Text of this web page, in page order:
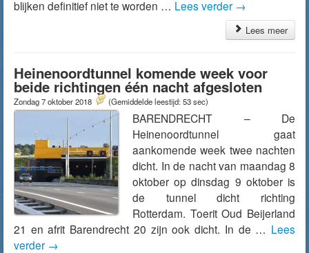
blijken definitief niet te worden … Lees verder →
Lees meer
Heinenoordtunnel komende week voor
beide richtingen één nacht afgesloten
Zondag 7 oktober 2018 (Gemiddelde leestijd: 53 sec)
BARENDRECHT – De
Heinenoordtunnel gaat
aankomende week twee nachten
dicht. In de nacht van maandag 8
oktober op dinsdag 9 oktober is
de tunnel dicht richting
Rotterdam. Toerit Oud Beijerland
21 en afrit Barendrecht 20 zijn ook dicht. In de … Lees
verder →